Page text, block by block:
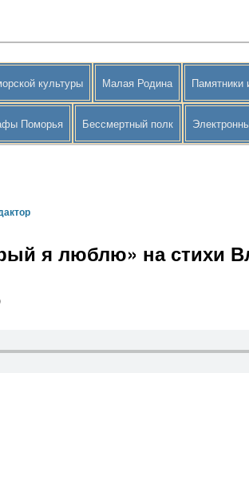
культуры Малая Родина Памятники
Поморья Бессмертный полк
я люблю» на стихи